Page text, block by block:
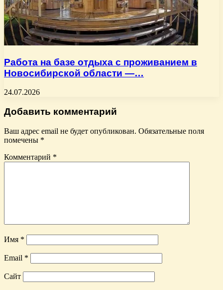
Работа на базе отдыха с проживанием в
Новосибирской области —…
24.07.2026
Добавить комментарий
Ваш адрес email не будет опубликован. Обязательные поля
помечены *
Комментарий *
Имя *
Email *
Сайт